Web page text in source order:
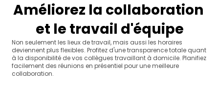
Améliorez la collaboration
et le travail d'équipe
Non seulement les lieux de travail, mais aussi les horaires
deviennent plus flexibles. Profitez d'une transparence totale quant
à la disponibilité de vos collègues travaillant à domicile. Planifiez
facilement des réunions en présentiel pour une meilleure
collaboration.